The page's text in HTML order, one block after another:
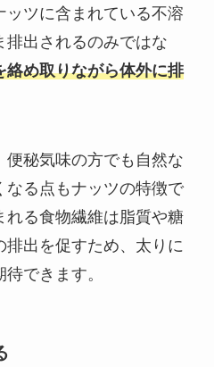
ツに含まれている不溶
出されるのみではな
絡め取りながら体外に排
便秘気味の方でも自然な
なる点もナッツの特徴で
れる食物繊維は脂質や糖
排出を促すため、太りに
できます。